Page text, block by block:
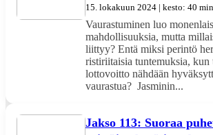
15. lokakuun 2024 | kesto: 40 min
Vaurastuminen luo
mahdollisuuksia, mutta
liittyy? Entä miksi perintö
ristiriitaisia tuntemuksia, kun
lottovoitto nähdään
vaurastua? Jasminin...
Jakso 113: Suoraa